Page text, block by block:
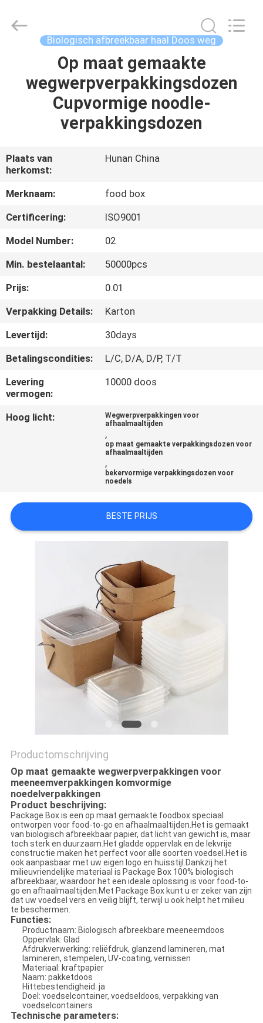
PRODUCTEN
ONS
FABRIEKSREIS
KWALITEITSCONTROLE
CONTACTEER
ONS
NIEUWS
SITEMAP
PRIVACY
POLICY
Export
Biologisch afbreekbaar haal Doos weg
Op maat gemaakte
wegwerpverpakkingsdozen
Cupvormige noodle-
verpakkingsdozen
Plaats van
herkomst:
Hunan China
Merknaam:
food box
Certificering:
ISO9001
Model Number:
02
Min. bestelaantal:
50000pcs
Prijs:
0.01
Verpakking Details:
Karton
Levertijd:
30days
Betalingscondities:
L/C, D/A, D/P, T/T
Levering
vermogen:
10000 doos
Hoog licht:
Wegwerpverpakkingen voor
afhaalmaaltijden
,
op maat gemaakte verpakkingsdozen voor
afhaalmaaltijden
,
bekervormige verpakkingsdozen voor
noedels
BESTE PRIJS
Productomschrijving
Op maat gemaakte wegwerpverpakkingen voor
meeneemverpakkingen komvormige
noedelverpakkingen
Product beschrijving:
Package Box is een op maat gemaakte foodbox speciaal
ontworpen voor food-to-go en afhaalmaaltijden.Het is gemaakt
van biologisch afbreekbaar papier, dat licht van gewicht is, maar
toch sterk en duurzaam.Het gladde oppervlak en de lekvrije
constructie maken het perfect voor alle soorten voedsel.Het is
ook aanpasbaar met uw eigen logo en huisstijl.Dankzij het
milieuvriendelijke materiaal is Package Box 100% biologisch
afbreekbaar, waardoor het een ideale oplossing is voor food-to-
go en afhaalmaaltijden.Met Package Box kunt u er zeker van zijn
dat uw voedsel vers en veilig blijft, terwijl u ook helpt het milieu
te beschermen.
Functies:
Productnaam: Biologisch afbreekbare meeneemdoos
Oppervlak: Glad
Afdrukverwerking: reliëfdruk, glanzend lamineren, mat
lamineren, stempelen, UV-coating, vernissen
Materiaal: kraftpapier
Naam: pakketdoos
Hittebestendigheid: ja
Doel: voedselcontainer, voedseldoos, verpakking van
voedselcontainers
Technische parameters: